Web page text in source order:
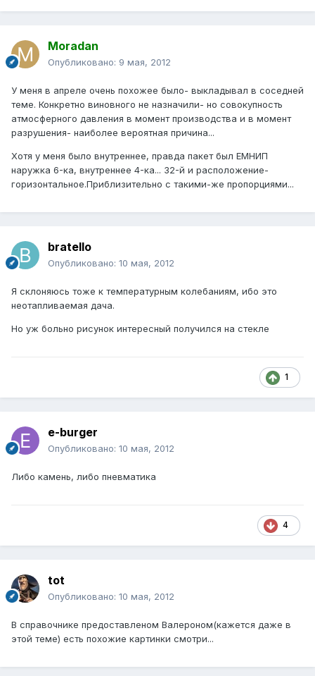
Moradan
Опубликовано: 9 мая, 2012
У меня в апреле очень похожее было- выкладывал в соседней
теме. Конкретно виновного не назначили- но совокупность
атмосферного давления в момент производства и в момент
разрушения- наиболее вероятная причина...
Хотя у меня было внутреннее, правда пакет был ЕМНИП
наружка 6-ка, внутреннее 4-ка... 32-й и расположение-
горизонтальное.Приблизительно с такими-же пропорциями...
bratello
Опубликовано: 10 мая, 2012
Я склоняюсь тоже к температурным колебаниям, ибо это
неотапливаемая дача.
Но уж больно рисунок интересный получился на стекле
1
e-burger
Опубликовано: 10 мая, 2012
Либо камень, либо пневматика
4
tot
Опубликовано: 10 мая, 2012
В справочнике предоставленом Валероном(кажется даже в
этой теме) есть похожие картинки смотри...